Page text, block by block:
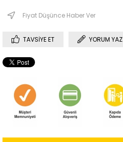
Fiyat Düşünce Haber Ver
TAVSIYE ET YORUM YAZ